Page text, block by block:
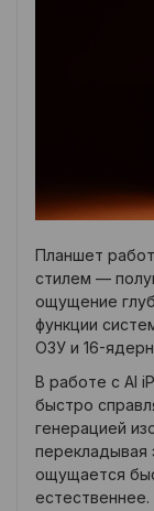
Планшет
стилем —
ощущение
функции
ОЗУ и 16-
В работе с AI
быстро
генерацией
перекладывая
ощущается
естественнее.